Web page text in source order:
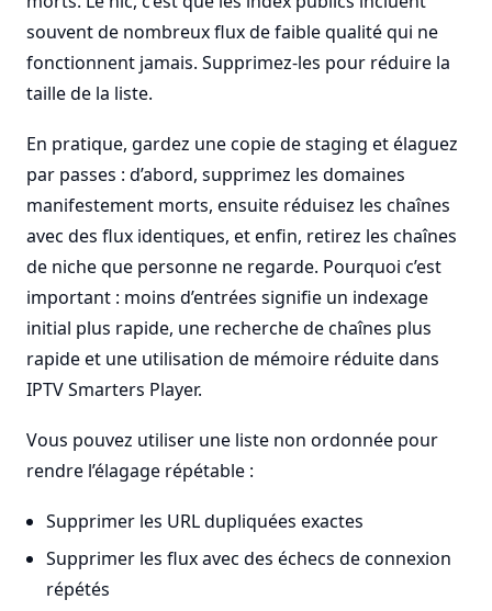
souvent de nombreux flux de faible qualité qui ne
fonctionnent jamais. Supprimez-les pour réduire la
taille de la liste.
En pratique, gardez une copie de staging et élaguez
par passes : d’abord, supprimez les domaines
manifestement morts, ensuite réduisez les chaînes
avec des flux identiques, et enfin, retirez les chaînes
de niche que personne ne regarde. Pourquoi c’est
important : moins d’entrées signifie un indexage
initial plus rapide, une recherche de chaînes plus
rapide et une utilisation de mémoire réduite dans
IPTV Smarters Player.
Vous pouvez utiliser une liste non ordonnée pour
rendre l’élagage répétable :
Supprimer les URL dupliquées exactes
Supprimer les flux avec des échecs de connexion
répétés